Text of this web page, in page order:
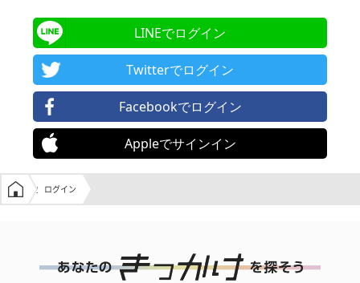
LINEでログイン
Twitterでログイン
Facebookでログイン
Appleでサインイン
学生の窓口トップ
ログイン